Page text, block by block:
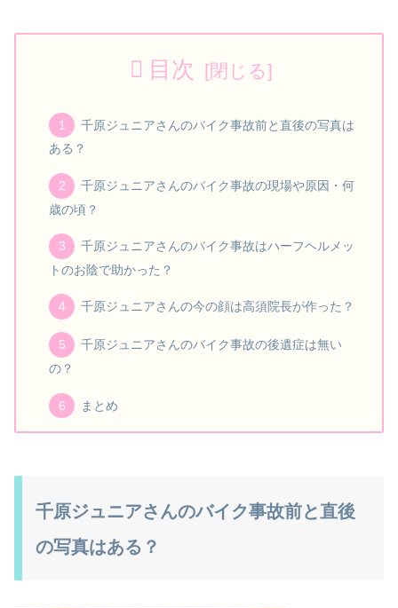
目次
千原ジュニアさんのバイク事故前と直後の写真は
ある？
千原ジュニアさんのバイク事故の現場や原因・何
歳の頃？
千原ジュニアさんのバイク事故はハーフヘルメッ
トのお陰で助かった？
千原ジュニアさんの今の顔は高須院長が作った？
千原ジュニアさんのバイク事故の後遺症は無い
の？
まとめ
千原ジュニアさんのバイク事故前と直後
の写真はある？